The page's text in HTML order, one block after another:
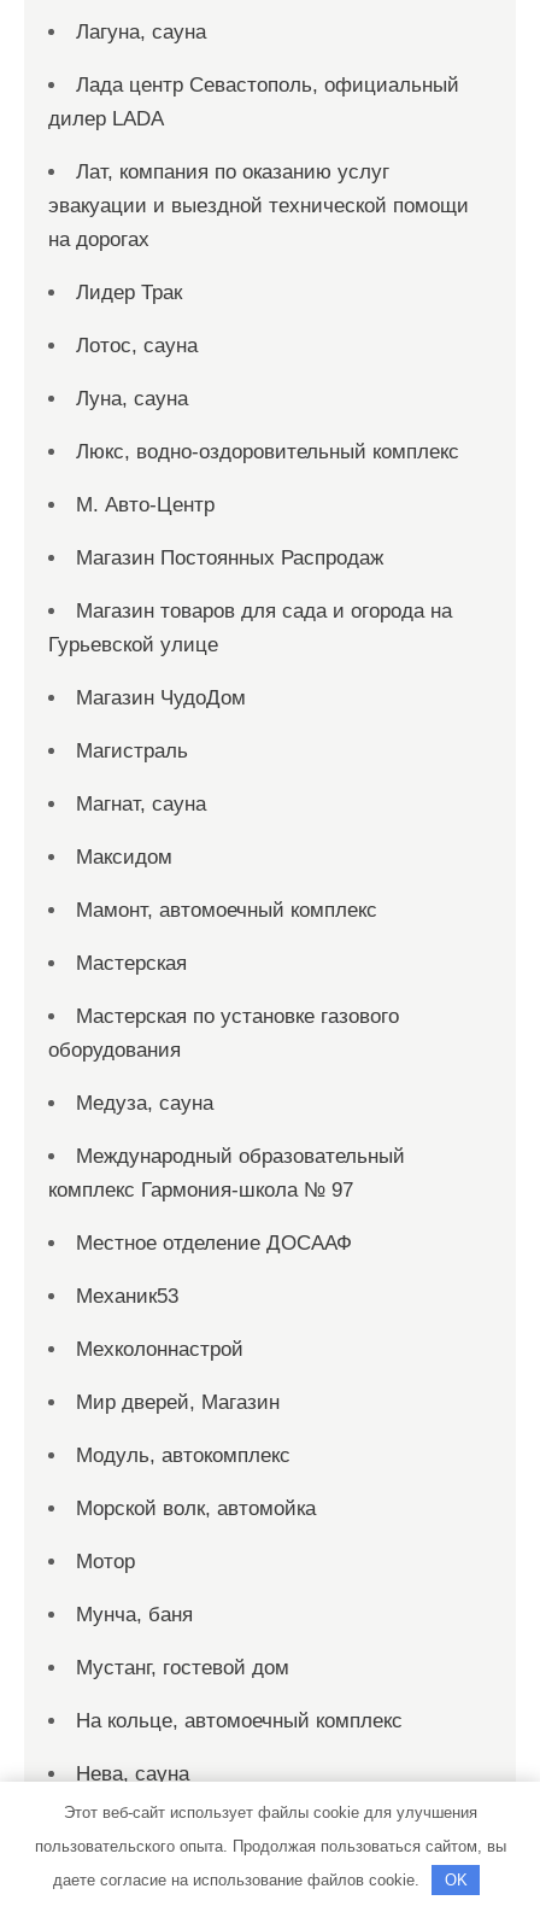
Лагуна, сауна
Лада центр Севастополь, официальный
дилер LADA
Лат, компания по оказанию услуг
эвакуации и выездной технической помощи
на дорогах
Лидер Трак
Лотос, сауна
Луна, сауна
Люкс, водно-оздоровительный комплекс
М. Авто-Центр
Магазин Постоянных Распродаж
Магазин товаров для сада и огорода на
Гурьевской улице
Магазин ЧудоДом
Магистраль
Магнат, сауна
Максидом
Мамонт, автомоечный комплекс
Мастерская
Мастерская по установке газового
оборудования
Медуза, сауна
Международный образовательный
комплекс Гармония-школа № 97
Местное отделение ДОСААФ
Механик53
Мехколоннастрой
Мир дверей, Магазин
Модуль, автокомплекс
Морской волк, автомойка
Мотор
Мунча, баня
Мустанг, гостевой дом
На кольце, автомоечный комплекс
Нева, сауна
Нева, сауна
Этот веб-сайт использует файлы cookie для улучшения
пользовательского опыта. Продолжая пользоваться сайтом, вы
даете согласие на использование файлов cookie.
OK